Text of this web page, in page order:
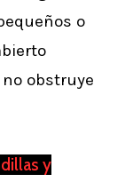
o
obstruye
y